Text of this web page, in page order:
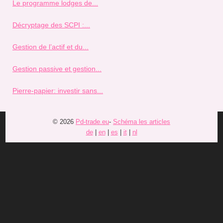
Le programme lodges de...
Décryptage des SCPI :...
Gestion de l’actif et du...
Gestion passive et gestion...
Pierre-papier: investir sans...
© 2026 Pd-trade.eu- Schéma les articles
de| en| es | it| nl